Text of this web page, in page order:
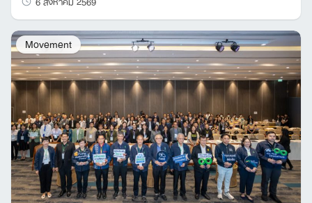
Movement